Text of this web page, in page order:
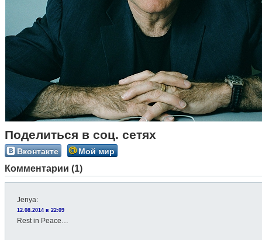
Поделиться в соц. сетях
Вконтакте Мой мир
Комментарии (1)
Jenya:
12.08.2014 в 22:09
Rest in Peace…